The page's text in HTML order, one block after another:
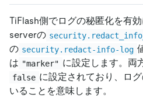
TiFlash側でログの秘匿化を有
serverの
の security.redact-info-log
は "marker" に設定します。両
false に設定されており、ロ
いることを意味します。